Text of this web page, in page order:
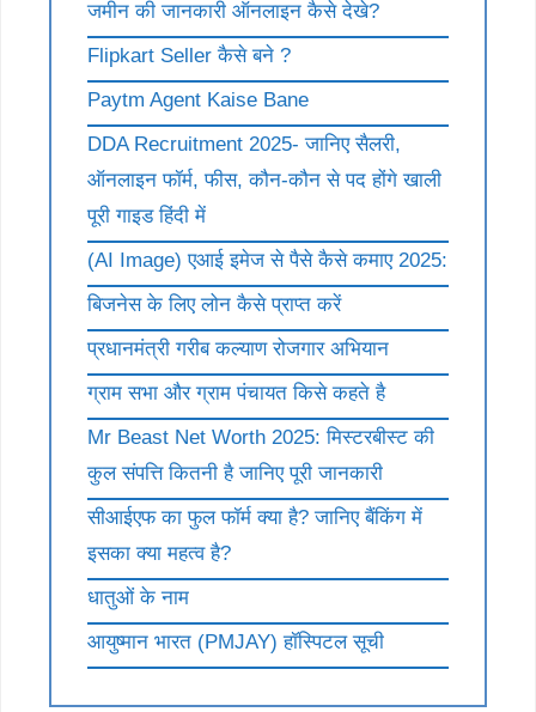
जमीन की जानकारी ऑनलाइन कैसे देखे?
Flipkart Seller कैसे बने ?
Paytm Agent Kaise Bane
DDA Recruitment 2025- जानिए सैलरी,
ऑनलाइन फॉर्म, फीस, कौन-कौन से पद होंगे खाली
पूरी गाइड हिंदी में
(AI Image) एआई इमेज से पैसे कैसे कमाए 2025:
बिजनेस के लिए लोन कैसे प्राप्त करें
प्रधानमंत्री गरीब कल्याण रोजगार अभियान
ग्राम सभा और ग्राम पंचायत किसे कहते है
Mr Beast Net Worth 2025: मिस्टरबीस्ट की
कुल संपत्ति कितनी है जानिए पूरी जानकारी
सीआईएफ का फुल फॉर्म क्या है? जानिए बैंकिंग में
इसका क्या महत्व है?
धातुओं के नाम
आयुष्मान भारत (PMJAY) हॉस्पिटल सूची